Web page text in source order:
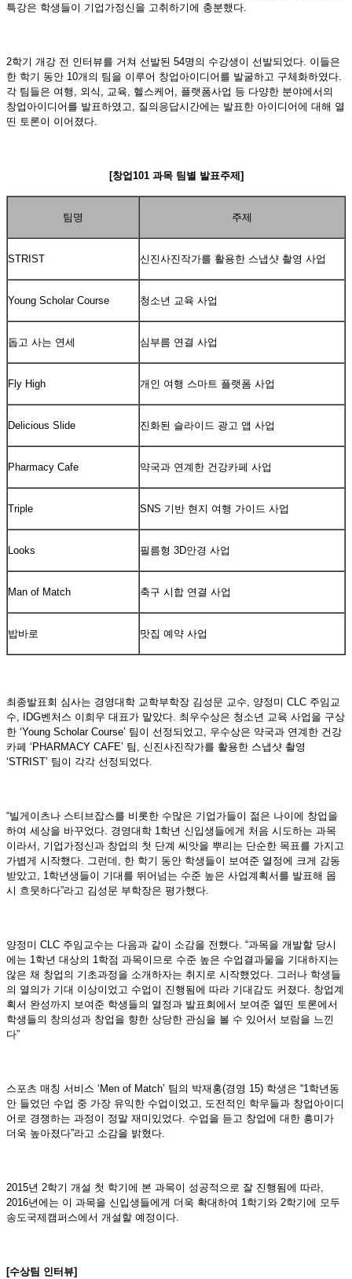
특강은 학생들이 기업가정신을 고취하기에 충분했다.
2학기 개강 전 인터뷰를 거쳐 선발된 54명의 수강생이 선발되었다. 이들은
한 학기 동안 10개의 팀을 이루어 창업아이디어를 발굴하고 구체화하였다.
각 팀들은 여행, 외식, 교육, 헬스케어, 플랫폼사업 등 다양한 분야에서의
창업아이디어를 발표하였고, 질의응답시간에는 발표한 아이디어에 대해 열
띤 토론이 이어졌다.
[창업101 과목 팀별 발표주제]
팀명 주제
STRIST 신진사진작가를 활용한 스냅샷 촬영 사업
Young Scholar Course 청소년 교육 사업
돕고 사는 연세 심부름 연결 사업
Fly High 개인 여행 스마트 플랫폼 사업
Delicious Slide 진화된 슬라이드 광고 앱 사업
Pharmacy Cafe 약국과 연계한 건강카페 사업
Triple SNS 기반 현지 여행 가이드 사업
Looks 필름형 3D안경 사업
Man of Match 축구 시합 연결 사업
밥바로 맛집 예약 사업
최종발표회 심사는 경영대학 교학부학장 김성문 교수, 양정미 CLC 주임교
수, IDG벤처스 이희우 대표가 맡았다. 최우수상은 청소년 교육 사업을 구상
한 ‘Young Scholar Course’ 팀이 선정되었고, 우수상은 약국과 연계한 건강
카페 ‘PHARMACY CAFE’ 팀, 신진사진작가를 활용한 스냅샷 촬영
‘STRIST’ 팀이 각각 선정되었다.
“빌게이츠나 스티브잡스를 비롯한 수많은 기업가들이 젊은 나이에 창업을
하여 세상을 바꾸었다. 경영대학 1학년 신입생들에게 처음 시도하는 과목
이라서, 기업가정신과 창업의 첫 단계 씨앗을 뿌리는 단순한 목표를 가지고
가볍게 시작했다. 그런데, 한 학기 동안 학생들이 보여준 열정에 크게 감동
받았고, 1학년생들이 기대를 뛰어넘는 수준 높은 사업계획서를 발표해 몹
시 흐뭇하다”라고 김성문 부학장은 평가했다.
양정미 CLC 주임교수는 다음과 같이 소감을 전했다. “과목을 개발할 당시
에는 1학년 대상의 1학점 과목이므로 수준 높은 수업결과물을 기대하지는
않은 채 창업의 기초과정을 소개하자는 취지로 시작했었다. 그러나 학생들
의 열의가 기대 이상이었고 수업이 진행됨에 따라 기대감도 커졌다. 창업계
획서 완성까지 보여준 학생들의 열정과 발표회에서 보여준 열띤 토론에서
학생들의 창의성과 창업을 향한 상당한 관심을 볼 수 있어서 보람을 느낀
다”
스포츠 매칭 서비스 ‘Men of Match’ 팀의 박재홍(경영 15) 학생은 “1학년동
안 들었던 수업 중 가장 유익한 수업이었고, 도전적인 학우들과 창업아이디
어로 경쟁하는 과정이 정말 재미있었다. 수업을 듣고 창업에 대한 흥미가
더욱 높아졌다”라고 소감을 밝혔다.
2015년 2학기 개설 첫 학기에 본 과목이 성공적으로 잘 진행됨에 따라,
2016년에는 이 과목을 신입생들에게 더욱 확대하여 1학기와 2학기에 모두
송도국제캠퍼스에서 개설할 예정이다.
[수상팀 인터뷰]